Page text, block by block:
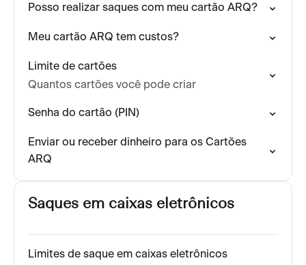
Posso realizar saques com meu cartão ARQ?
Meu cartão ARQ tem custos?
Limite de cartões
Quantos cartões você pode criar
Senha do cartão (PIN)
Enviar ou receber dinheiro para os Cartões
ARQ
Saques em caixas eletrônicos
Limites de saque em caixas eletrônicos